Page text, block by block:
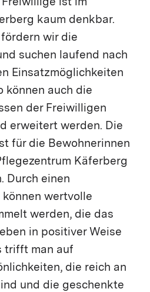
ist im
kaum denkbar.
wir die
suchen laufend nach
Einsatzmöglichkeiten
können auch die
der Freiwilligen
erweitert werden. Die
für die Bewohnerinnen
Käferberg
Durch einen
wertvolle
werden, die das
in positiver Weise
trifft man auf
die reich an
und die geschenkte